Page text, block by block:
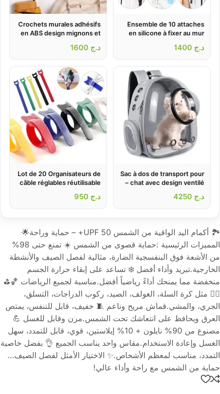
Ensemble de 10 attaches
en silicone à fixer au mur
تثبيت أغراض على الحائط
د.ج
Crochets murales adhésifs
en ABS design mignons et
د.ج
Sac à dos de transport pour
chat avec design ventilé –
د.ج
Lot de 20 Organisateurs de
câble réglables réutilisable
د.ج
🏞️ أكمام اليد الواقية من الشمس UPF 50+ – حماية وراحة🌟
المميزات الرئيسية :حماية قصوى من الشمس ☀️ تمنع حتى 98%
من الأشعة فوق البنفسجية الضارة، مثالية لفصل الصيف والأنشطة
الخارجية.تبريد وأداء أفضل ❄️ تساعد على إبقاء حرارة الجسم
منخفضة مما يمنحك أداءً رياضياً أفضل.مناسبة لجميع الرياضات 🏀⛳
🚴‍♂️ مثل كرة السلة، الغولف، الصيد، ركوب الدراجات، التسلق،
الجري، والمشي.قماش مريح وناعم 🧵 خفيف، قابل للتنفس، يمتص
العرق ويحافظ على انتعاشك تحت الشمس.مرن وقابل للغسل 💪
مصنوع من 90% نايلون + 10% إيلاستين، قوي، قابل للتمدد، سهل
الغسل وإعادة الاستخدام.مقاس واحد يناسب الجميع 👌 بفضل خاصية
التمدد، مناسب لمعظم الأشخاص.✨ الاختيار الأمثل لفصل الصيف…
حماية من الشمس مع راحة وأداء عالي!